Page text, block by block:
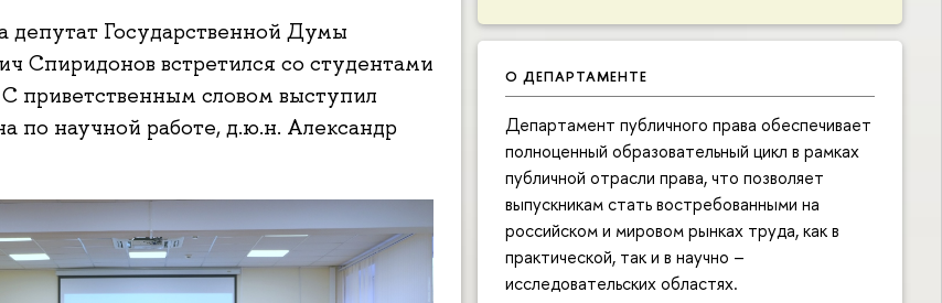
О ДЕПАРТАМЕНТЕ
Департамент публичного права обеспечивает
полноценный образовательный цикл в рамках
публичной отрасли права, что позволяет
выпускникам стать востребованными на
российском и мировом рынках труда, как в
практической, так и в научно –
исследовательских областях.
депутат Государственной Думы
Спиридонов встретился со студентами
С приветственным словом выступил
по научной работе, д.ю.н. Александр